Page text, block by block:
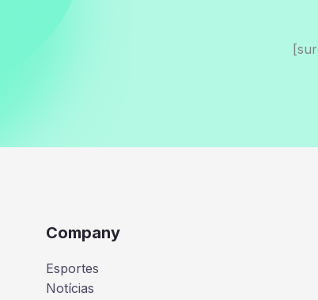
Company
Esportes
Notícias